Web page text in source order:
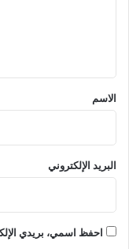
*
الاسم
البريد الإلكتروني
احفظ اسمي، بريدي